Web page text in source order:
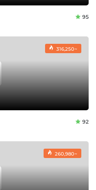
95
316,250~
92
260,980~